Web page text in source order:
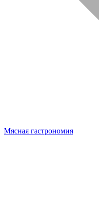
Мясная гастрономия